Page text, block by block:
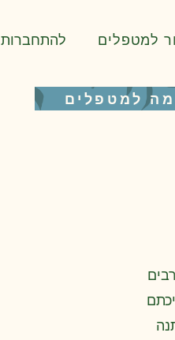
להתחברות למטפלים
למטפלים